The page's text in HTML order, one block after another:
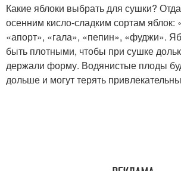
Какие яблоки выбрать для сушки?
осенним кисло-сладким сортам яблок:
«апорт», «гала», «пепин», «фуджи».
быть плотными, чтобы при сушке
держали форму. Водянистые плоды
дольше и могут терять